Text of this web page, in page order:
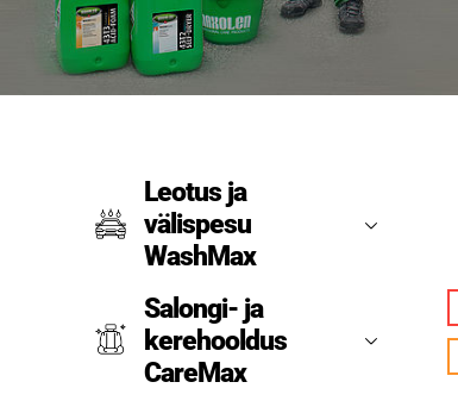
Leotus ja
välispesu
WashMax
Salongi- ja
kerehooldus
CareMax